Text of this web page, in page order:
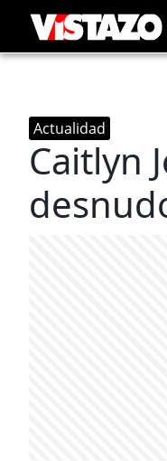
Actualidad
Caitlyn